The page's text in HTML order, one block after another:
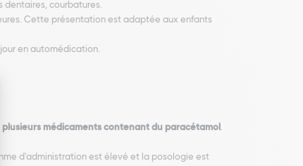
dentaires, courbatures.
Cette présentation est adaptée aux enfants
en automédication.
plusieurs médicaments contenant du paracétamol .
d'administration est élevé et la posologie est